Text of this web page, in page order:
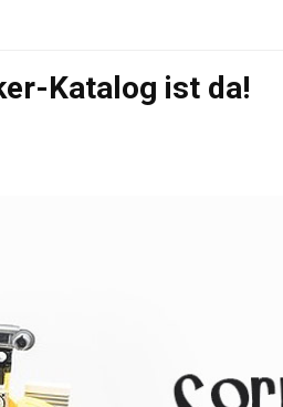
Katalog ist da!